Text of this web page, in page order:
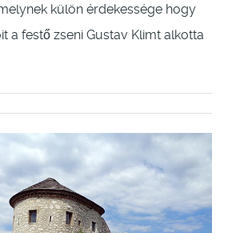
külön érdekessége hogy
a festő zseni Gustav Klimt alkotta